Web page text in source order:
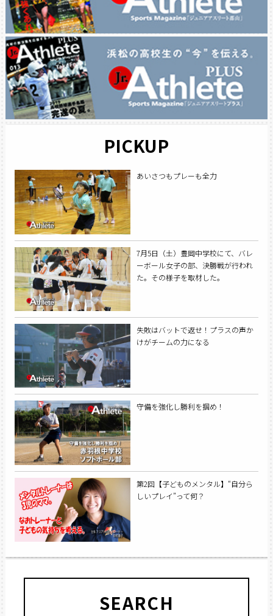
PICKUP
あいさつもプレーも全力
7月5日（土）豊岡中学校にて、バレ
ーボール女子の部、決勝戦が行われ
た。その様子を取材した。
失敗はバットで返せ！プラスの声か
けがチームの力になる
守備を強化し勝利を掴め！
第2回【子どものメンタル】“自分ら
しいプレイ”って何？
SEARCH